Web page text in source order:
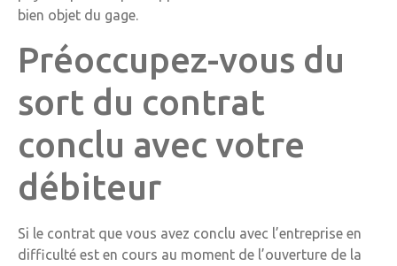
bien objet du gage.
Préoccupez-vous du
sort du contrat
conclu avec votre
débiteur
Si le contrat que vous avez conclu avec l’entreprise en
difficulté est en cours au moment de l’ouverture de la